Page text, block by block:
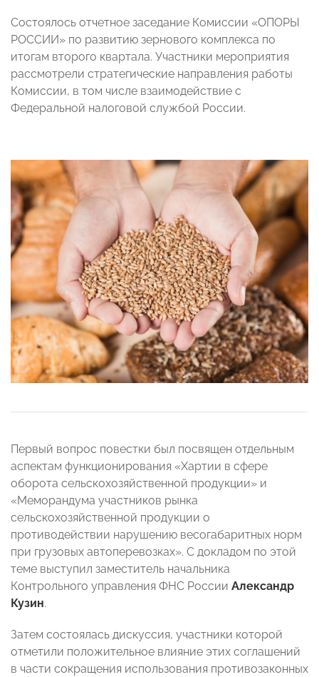
Состоялось отчетное заседание Комиссии «ОПОРЫ
РОССИИ» по развитию зернового комплекса по
итогам второго квартала. Участники мероприятия
рассмотрели стратегические направления работы
Комиссии, в том числе взаимодействие с
Федеральной налоговой службой России.
Первый вопрос повестки был посвящен отдельным
аспектам функционирования «Хартии в сфере
оборота сельскохозяйственной продукции» и
«Меморандума участников рынка
сельскохозяйственной продукции о
противодействии нарушению весогабаритных норм
при грузовых автоперевозках». С докладом по этой
теме выступил заместитель начальника
Контрольного управления ФНС России Александр
Кузин.
Затем состоялась дискуссия, участники которой
отметили положительное влияние этих соглашений
в части сокращения использования противозаконных